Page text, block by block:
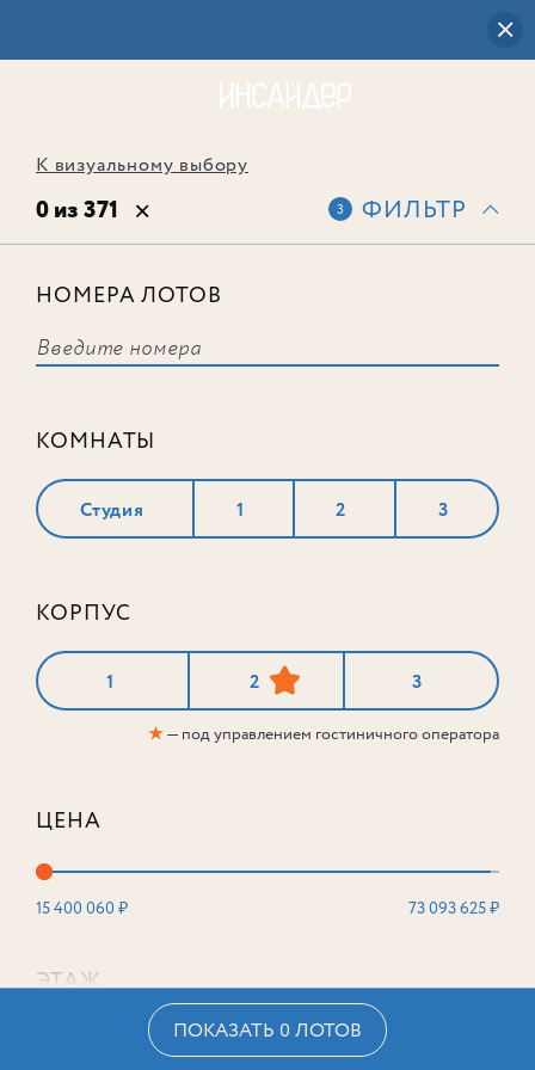
К визуальному выбору
0 из 371 3 ФИЛЬТР
НОМЕРА ЛОТОВ
КОМНАТЫ
Студия 1 2 3
КОРПУС
1 2 3
★— под управлением гостиничного оператора
ЦЕНА
15 400 060 ₽ 73 093 625 ₽
ЭТАЖ
ПОКАЗАТЬ 0 ЛОТОВ
соответствует ни одного лота